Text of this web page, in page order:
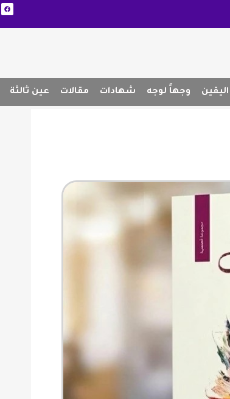
اليقين وجهاً لوجه شهادات مقالات عين ثالثة